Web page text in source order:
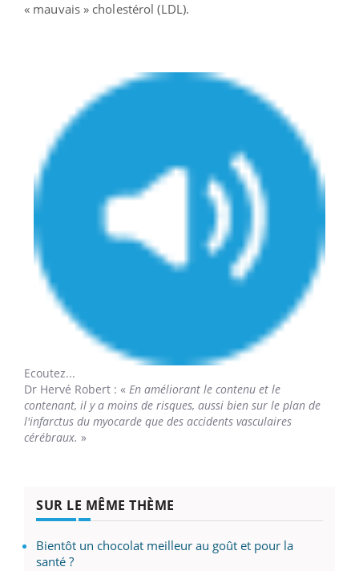
« mauvais » cholestérol (LDL).
Ecoutez...
Dr Hervé Robert : « En améliorant le contenu et le
contenant, il y a moins de risques, aussi bien sur le plan de
l'infarctus du myocarde que des accidents vasculaires
cérébraux. »
SUR LE MÊME THÈME
Bientôt un chocolat meilleur au goût et pour la
santé ?